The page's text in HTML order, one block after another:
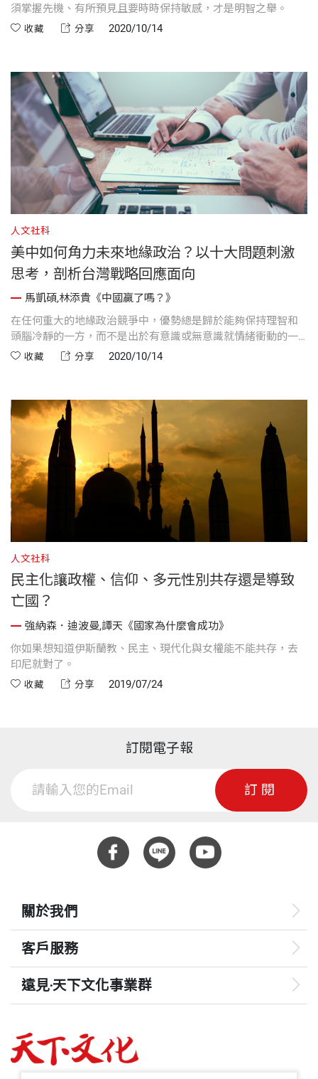
須掌握先機、有所預見且要時時保持敏感，才是明智之舉。
收藏 分享 2020/10/14
人文社科
美中如何角力未來地緣政治？以十大問題刺激
思考，剖析台灣戰略回應面向
馬凱碩,林添貴《中國贏了嗎？》
在任何重大的地緣政治競爭中，優勢總是歸於能夠保持理智和
頭腦冷靜的一方，而不是出於有意識或無意識就情緒衝動的一
方。收藏 分享 2020/10/14
人文社科
民主化讓政權、信仰、多元性別共存還是導致
亡國？
強納森．迪波曼,譚天《國家為什麼會成功》
你如果想知道伊斯蘭教、民主、現代化與女權能不能共存，去
印尼就對了。
收藏 分享 2019/07/24
訂閱電子報
訂閱
關於我們
客戶服務
遠見‧天下文化事業群
哈佛商業評論